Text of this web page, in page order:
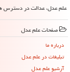
علم عدل، عدالت در دسترس
صفحات علم عدل
درباره ما
تبلیغات در علم عدل
آرشیو علم عدل